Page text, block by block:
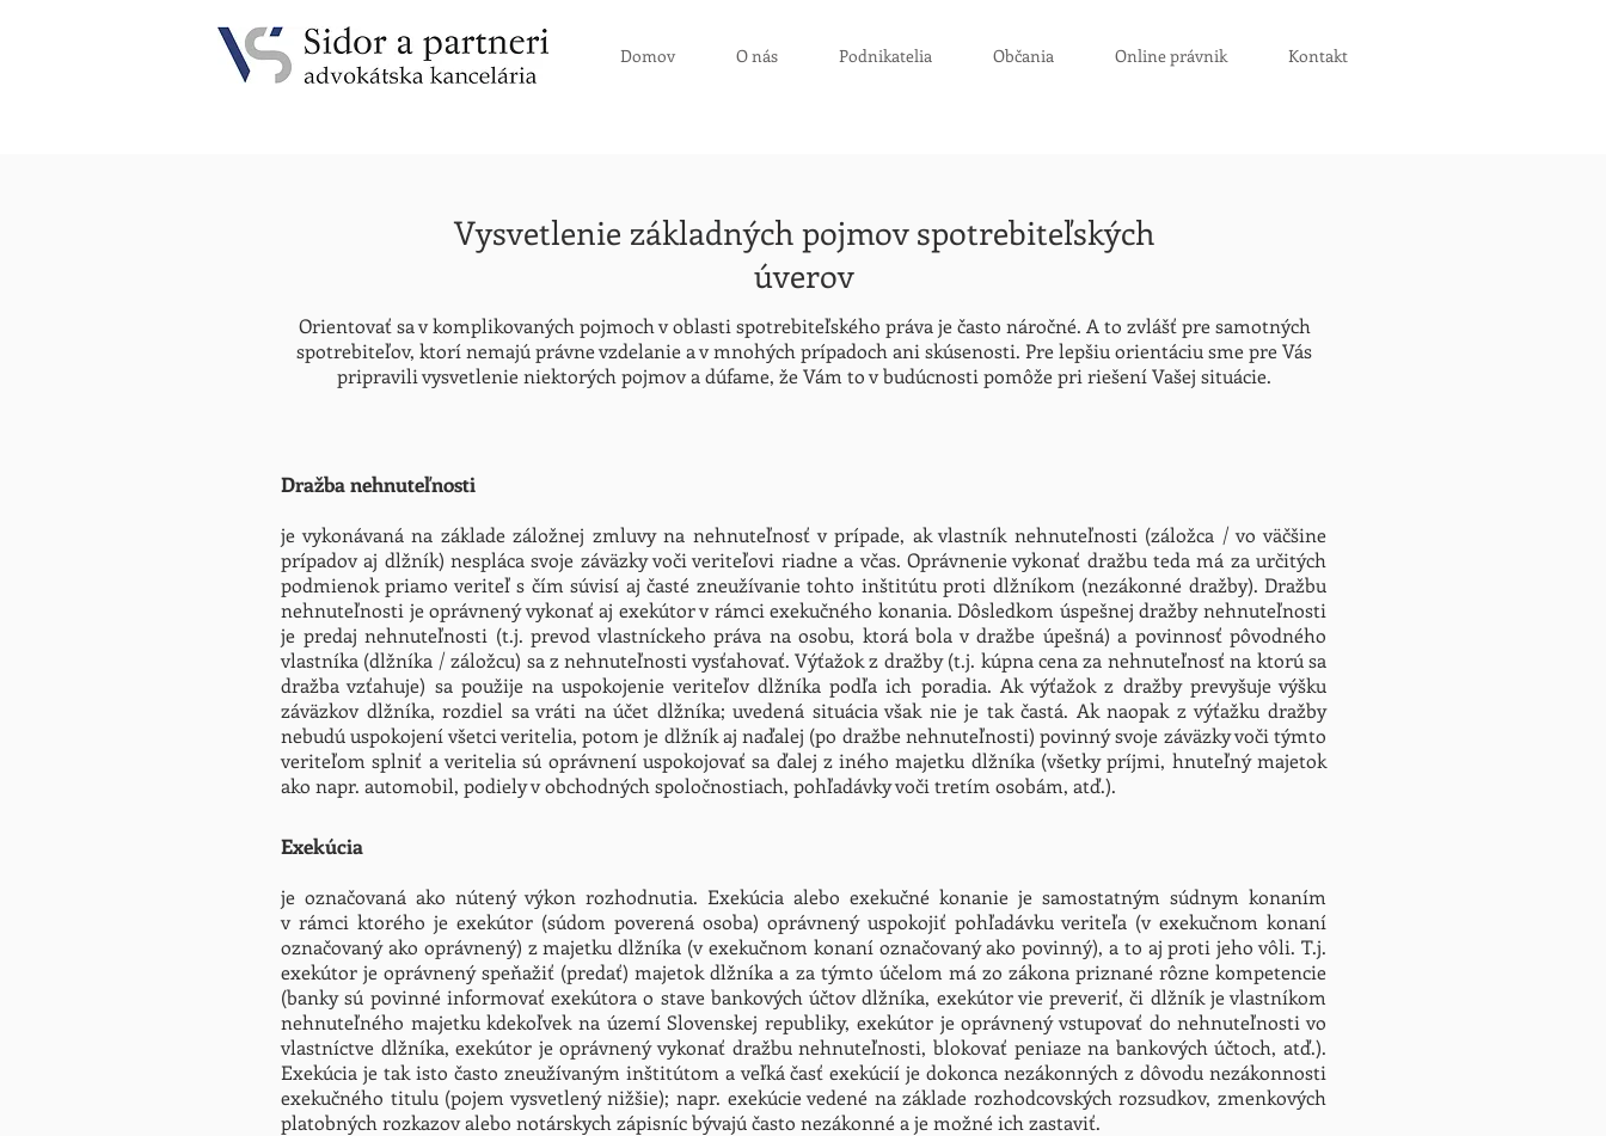
Domov O nás Podnikatelia Občania Online právnik Kontakt
Vysvetlenie základných pojmov spotrebiteľských
úverov
Orientovať sa v komplikovaných pojmoch v oblasti spotrebiteľského práva je často náročné. A to zvlášť pre samotných
spotrebiteľov, ktorí nemajú právne vzdelanie a v mnohých prípadoch ani skúsenosti. Pre lepšiu orientáciu sme pre Vás
pripravili vysvetlenie niektorých pojmov a dúfame, že Vám to v budúcnosti pomôže pri riešení Vašej situácie.
Dražba nehnuteľnosti
je vykonávaná na základe záložnej zmluvy na nehnuteľnosť v prípade, ak vlastník nehnuteľnosti (záložca / vo väčšine
prípadov aj dlžník) nespláca svoje záväzky voči veriteľovi riadne a včas. Oprávnenie vykonať dražbu teda má za určitých
podmienok priamo veriteľ s čím súvisí aj časté zneužívanie tohto inštitútu proti dlžníkom (nezákonné dražby). Dražbu
nehnuteľnosti je oprávnený vykonať aj exekútor v rámci exekučného konania. Dôsledkom úspešnej dražby nehnuteľnosti
je predaj nehnuteľnosti (t.j. prevod vlastníckeho práva na osobu, ktorá bola v dražbe úpešná) a povinnosť pôvodného
vlastníka (dlžníka / záložcu) sa z nehnuteľnosti vysťahovať. Výťažok z dražby (t.j. kúpna cena za nehnuteľnosť na ktorú sa
dražba vzťahuje) sa použije na uspokojenie veriteľov dlžníka podľa ich poradia. Ak výťažok z dražby prevyšuje výšku
záväzkov dlžníka, rozdiel sa vráti na účet dlžníka; uvedená situácia však nie je tak častá. Ak naopak z výťažku dražby
nebudú uspokojení všetci veritelia, potom je dlžník aj naďalej (po dražbe nehnuteľnosti) povinný svoje záväzky voči týmto
veriteľom splniť a veritelia sú oprávnení uspokojovať sa ďalej z iného majetku dlžníka (všetky príjmi, hnuteľný majetok
ako napr. automobil, podiely v obchodných spoločnostiach, pohľadávky voči tretím osobám, atď.).
Exekúcia
je označovaná ako nútený výkon rozhodnutia. Exekúcia alebo exekučné konanie je samostatným súdnym konaním
v rámci ktorého je exekútor (súdom poverená osoba) oprávnený uspokojiť pohľadávku veriteľa (v exekučnom konaní
označovaný ako oprávnený) z majetku dlžníka (v exekučnom konaní označovaný ako povinný), a to aj proti jeho vôli. T.j.
exekútor je oprávnený speňažiť (predať) majetok dlžníka a za týmto účelom má zo zákona priznané rôzne kompetencie
(banky sú povinné informovať exekútora o stave bankových účtov dlžníka, exekútor vie preveriť, či dlžník je vlastníkom
nehnuteľného majetku kdekoľvek na území Slovenskej republiky, exekútor je oprávnený vstupovať do nehnuteľnosti vo
vlastníctve dlžníka, exekútor je oprávnený vykonať dražbu nehnuteľnosti, blokovať peniaze na bankových účtoch, atď.).
Exekúcia je tak isto často zneužívaným inštitútom a veľká časť exekúcií je dokonca nezákonných z dôvodu nezákonnosti
exekučného titulu (pojem vysvetlený nižšie); napr. exekúcie vedené na základe rozhodcovských rozsudkov, zmenkových
platobných rozkazov alebo notárskych zápisníc bývajú často nezákonné a je možné ich zastaviť.